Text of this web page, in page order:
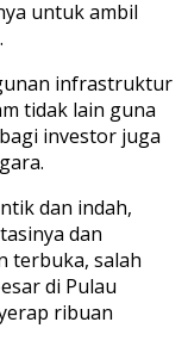
untuk ambil
infrastruktur
tidak lain guna
investor juga
dan indah,
dan
terbuka, salah
di Pulau
ribuan